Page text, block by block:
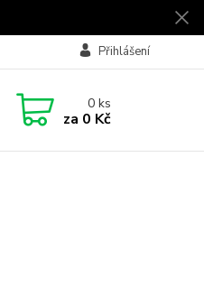
Přihlášení
0ks
za 0 Kč